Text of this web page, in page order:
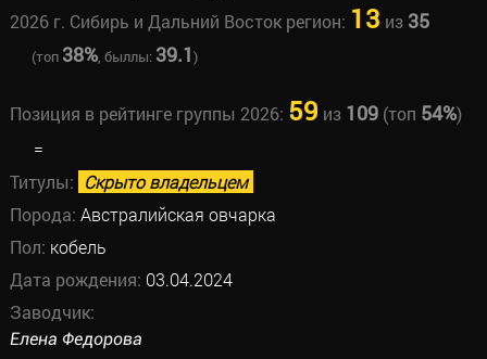
2026 г. Сибирь и Дальний Восток регион: 13 из 35
(топ 38%, быллы: 39.1)
Позиция в рейтинге группы 2026: 59 из 109(топ 54%)
=
Титулы: Скрыто владельцем
Порода: Австралийская овчарка
Пол: кобель
Дата рождения: 03.04.2024
Заводчик:
Елена Федорова